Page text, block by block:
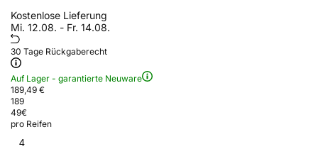
Kostenlose Lieferung
Mi. 12.08. - Fr. 14.08.
30 Tage Rückgaberecht
Auf Lager - garantierte Neuware
189,49 €
189
49€
pro Reifen
4